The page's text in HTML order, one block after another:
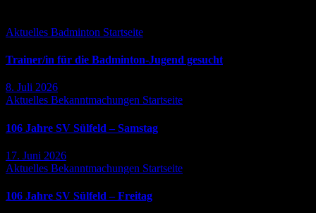
Aktuelles Badminton Startseite
Trainer/in für die Badminton-Jugend gesucht
8. Juli 2026
Aktuelles Bekanntmachungen Startseite
106 Jahre SV Sülfeld – Samstag
17. Juni 2026
Aktuelles Bekanntmachungen Startseite
106 Jahre SV Sülfeld – Freitag